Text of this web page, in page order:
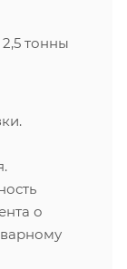
тонны
о